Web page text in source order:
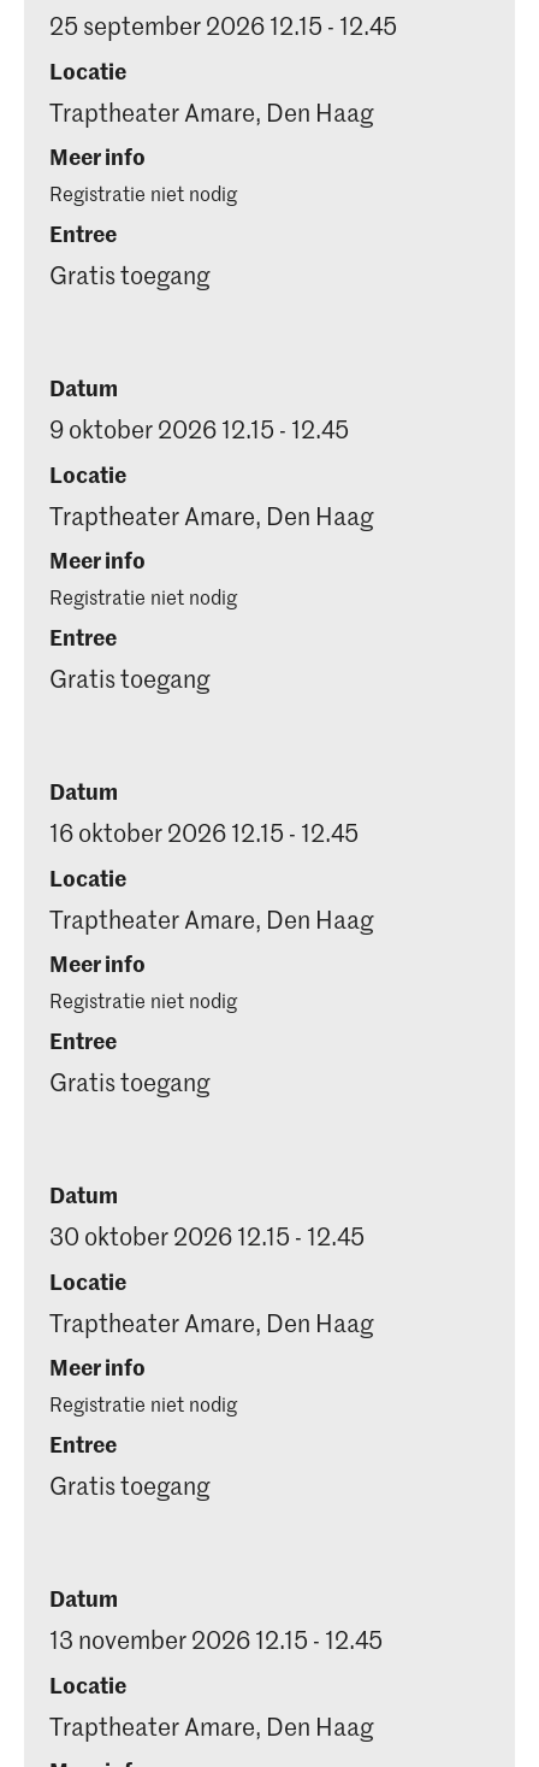
25 september 2026 12.15 - 12.45
Locatie
Traptheater Amare, Den Haag
Meer info
Registratie niet nodig
Entree
Gratis toegang
Datum
9 oktober 2026 12.15 - 12.45
Locatie
Traptheater Amare, Den Haag
Meer info
Registratie niet nodig
Entree
Gratis toegang
Datum
16 oktober 2026 12.15 - 12.45
Locatie
Traptheater Amare, Den Haag
Meer info
Registratie niet nodig
Entree
Gratis toegang
Datum
30 oktober 2026 12.15 - 12.45
Locatie
Traptheater Amare, Den Haag
Meer info
Registratie niet nodig
Entree
Gratis toegang
Datum
13 november 2026 12.15 - 12.45
Locatie
Traptheater Amare, Den Haag